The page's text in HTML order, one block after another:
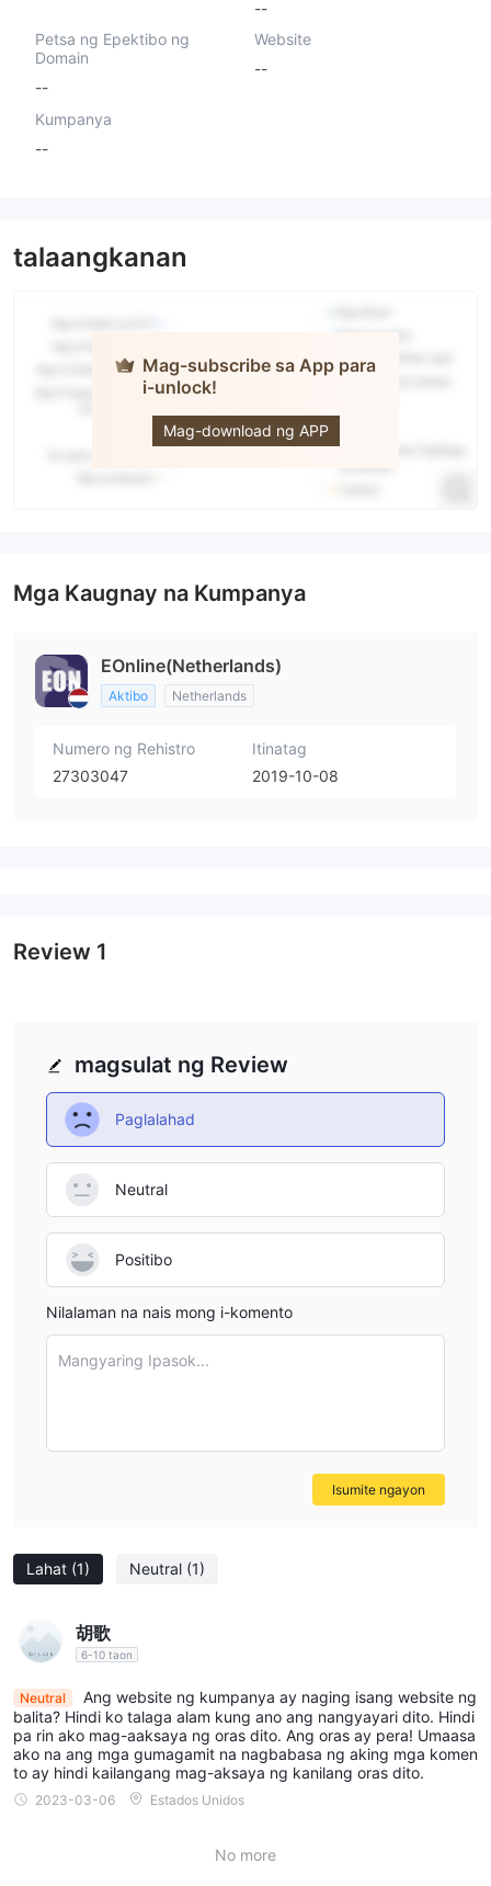
--
Petsa ng Epektibo ng
Domain
--
Website
--
Kumpanya
--
talaangkanan
Mag-subscribe sa App para
i-unlock!
Mag-download ng APP
Mga Kaugnay na Kumpanya
EOnline(Netherlands)
Aktibo Netherlands
Numero ng Rehistro
27303047
Itinatag
2019-10-08
Lahat (1) Neutral (1)
胡歌
6-10 taon
Neutral
Ang website ng kumpanya ay naging isang website ng
balita? Hindi ko talaga alam kung ano ang nangyayari dito. Hindi
pa rin ako mag-aaksaya ng oras dito. Ang oras ay pera! Umaasa
ako na ang mga gumagamit na nagbabasa ng aking mga komen
to ay hindi kailangang mag-aksaya ng kanilang oras dito.
2023-03-06 Estados Unidos
No more
magsulat ng Review
Paglalahad
Neutral
Positibo
Nilalaman na nais mong i-komento
Mangyaring Ipasok...
Isumite ngayon
Review 1